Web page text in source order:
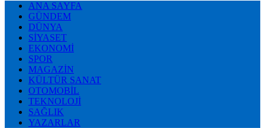
ANA SAYFA
GÜNDEM
DÜNYA
SİYASET
EKONOMİ
SPOR
MAGAZİN
KÜLTÜR SANAT
OTOMOBİL
TEKNOLOJİ
SAĞLIK
YAZARLAR